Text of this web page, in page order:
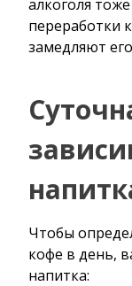
алкоголя
переработки
замедляют
Чтобы
кофе в день,
напитка: